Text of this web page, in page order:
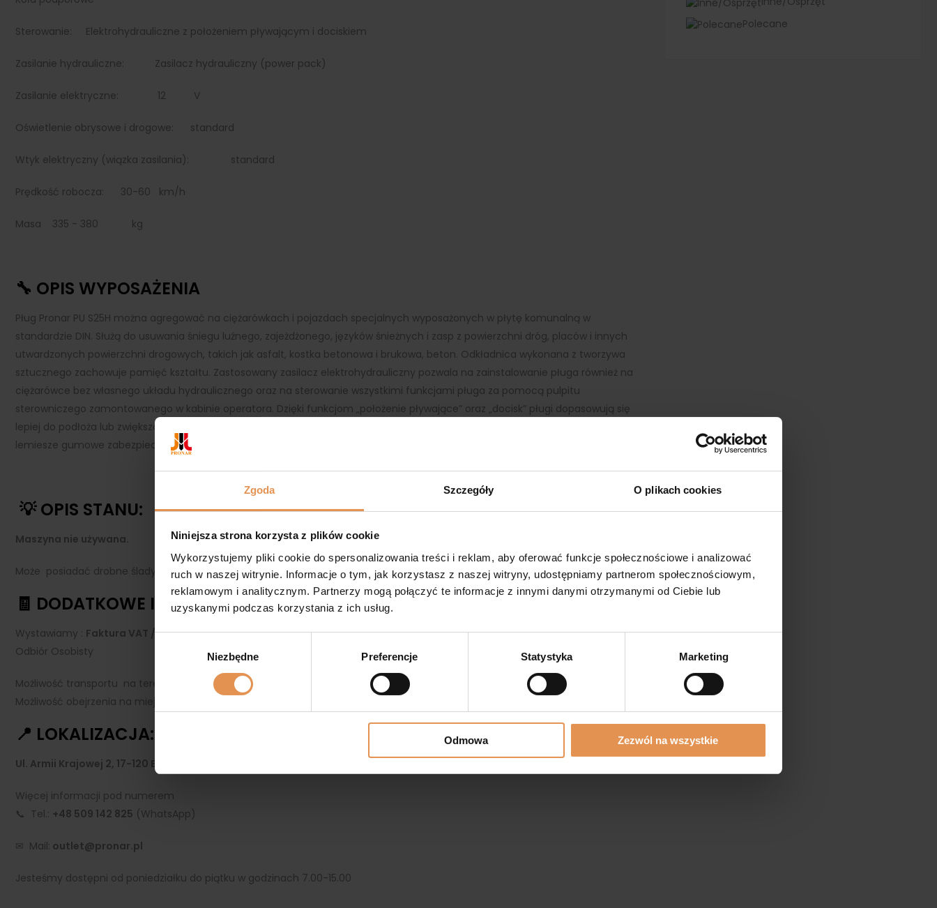
Zgoda Szczegóły O plikach cookies
Niniejsza strona korzysta z plików cookie
Wykorzystujemy pliki cookie do spersonalizowania treści i reklam, aby oferować funkcje społecznościowe i analizować
ruch w naszej witrynie. Informacje o tym, jak korzystasz z naszej witryny, udostępniamy partnerom społecznościowym,
reklamowym i analitycznym. Partnerzy mogą połączyć te informacje z innymi danymi otrzymanymi od Ciebie lub
uzyskanymi podczas korzystania z ich usług.
Niezbędne
Preferencje Statystyka Marketing
Odmowa Zezwól na wszystkie
Sterowanie: Elektrohydrauliczne z położeniem pływającym i dociskiem
Zasilanie hydrauliczne: Zasilacz hydrauliczny (power pack)
Zasilanie elektryczne: 12 V
Oświetlenie obrysowe i drogowe: standard
Wtyk elektryczny (wiązka zasilania): standard
Prędkość robocza: 30-60 km/h
Masa 335 - 380 kg
🔧 OPIS WYPOSAŻENIA
Pług Pronar PU S25H można agregować na ciężarówkach i pojazdach specjalnych wyposażonych w płytę komunalną w
standardzie DIN. Służą do usuwania śniegu luźnego, zajeżdżonego, języków śnieżnych i zasp z powierzchni dróg, placów i innych
utwardzonych powierzchni drogowych, takich jak asfalt, kostka betonowa i brukowa, beton. Odkładnica wykonana z tworzywa
sztucznego zachowuje pamięć kształtu. Zastosowany zasilacz elektrohydrauliczny pozwala na zainstalowanie pługa również na
ciężarówce bez własnego układu hydraulicznego oraz na sterowanie wszystkimi funkcjami pługa za pomocą pulpitu
sterowniczego zamontowanego w kabinie operatora. Dzięki funkcjom „położenie pływające” oraz „docisk” pługi dopasowują się
lepiej do podłoża lub zwiększają wydajność odrywania przymarzniętego śniegu i lodu od powierzchni drogi. Amortyzowane
lemiesze gumowe zabezpieczają pług przed uszkodzeniem przy uderzeniu w przeszkodę.
💡 OPIS STANU:
Maszyna nie używana.
Może posiadać drobne ślady korozji podczas przechowywania,technicznie sprawna w 100%.
🧾 DODATKOWE INFORMACJE:
Wystawiamy : Faktura VAT / paragon
Odbiór Osobisty
Możliwość transportu na terenie RP wg. stawek przewoźników
Możliwość obejrzenia na miejscu
📍 LOKALIZACJA:
Ul. Armii Krajowej 2, 17-120 Brańsk
Więcej informacji pod numerem
📞 Tel.: +48 509 142 825 (WhatsApp)
✉ Mail: outlet@pronar.pl
Jesteśmy dostępni od poniedziałku do piątku w godzinach 7.00-15.00
Polecane